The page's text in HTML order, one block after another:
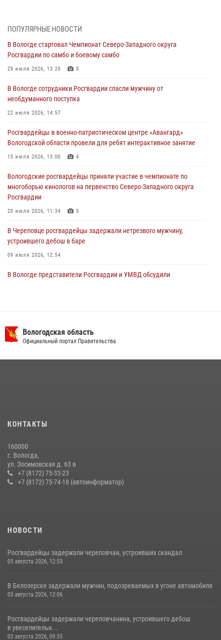
ОХРАНЫ РОСГВАРДИИ В ВОЛОГОДСКОЙ ОБЛАСТИ ЗАДЕРЖАНО 23
02 августа 2026, 10:37
Росгвардейцы в г. Соколе задержали несовершеннолетнего
31 июля 2026, 06:43
В Вологде стартовал Чемпионат Северо-Западного округа
29 июля 2026, 13:20
В Вологде росгвардейцы задержали мужчину, подозреваемого в
29 июля 2026, 09:08
ПОПУЛЯРНЫЕ НОВОСТИ
В Вологде стартовал Чемпионат Северо-Западного округа
Росгвардии по самбо и боевому самбо
29 июля 2026, 13:20 9
В Вологде сотрудники Росгвардии спасли мужчину от
необдуманного поступка
22 июля 2026, 14:57
Росгвардейцы в военно-патриотическом центре «Авангард»
Вологодской области провели для ребят интерактивное занятие
15 июля 2026, 13:00 4
Вологодские росгвардейцы приняли участие в чемпионате по
многоборью кинологов на первенство Северо-Западного округа
Росгвардии
20 июля 2026, 11:34 5
В Череповце росгвардейцы задержали нетрезвого мужчину,
устроившего дебош в баре
09 июля 2026, 12:54
В Вологде представители Росгвардии и УМВД обсудили
стрельбу
27 июля 2026, 07:28
минувшую неделю
21 единицу оружия изъяли за минувшую неделю сотрудники
Росгвардии в Вологодской области
20 июля 2026, 10:47
Вологодская область
Официальный портал Правительства
КОНТАКТЫ
160000
г. Вологда,
ул. Зосимовская д. 63 в
+7 (8172) 75-33-23
+7 (8172) 75-74-18 (автоинформатор)
НОВОСТИ
Росгвардейцы задержали череповчан, устроивших скандал
05 августа 2026, 12:53
В Белозерске задержали мужчин, подозреваемых в угоне автомобиля
03 августа 2026, 12:06
Росгвардейцы задержали череповчанина, устроившего дебош
в увеселительн...
03 августа 2026, 09:35